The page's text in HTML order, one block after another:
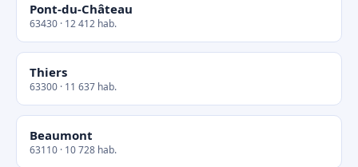
Pont-du-Château
63430 · 12 412 hab.
Thiers
63300 · 11 637 hab.
Beaumont
63110 · 10 728 hab.